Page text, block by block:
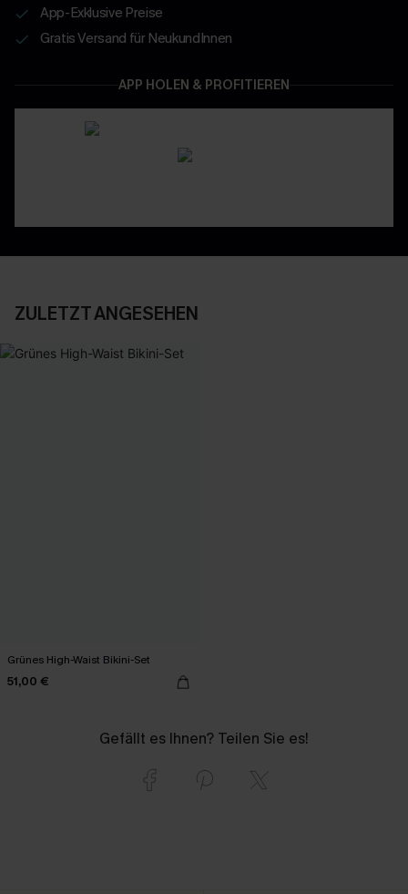
App-Exklusive Preise
Gratis Versand für NeukundInnen
APP HOLEN & PROFITIEREN
ZULETZT ANGESEHEN
Grünes High-Waist Bikini-Set
51,00 €
Gefällt es Ihnen? Teilen Sie es!